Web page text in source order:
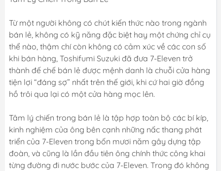
Từ một người không có chút kiến thức nào trong ngành
bán lẻ, không có kỹ năng đặc biệt hay một chứng chỉ cụ
thể nào, thậm chí còn không có cảm xúc về các con số
khi bán hàng, Toshifumi Suzuki đã đưa 7-Eleven trở
thành đế chế bán lẻ được mệnh danh là chuỗi cửa hàng
tiện lợi “đáng sợ” nhất trên thế giới, khi cứ hai giờ đồng
hồ trôi qua lại có một cửa hàng mọc lên.
Tâm lý chiến trong bán lẻ là tập hợp toàn bộ các bí kíp,
kinh nghiệm của ông bên cạnh những nấc thang phát
triển của 7-Eleven trong bốn mươi năm gây dựng tập
đoàn, và cũng là lần đầu tiên ông chính thức công khai
từng đường đi nước bước của 7-Eleven. Trong đó không